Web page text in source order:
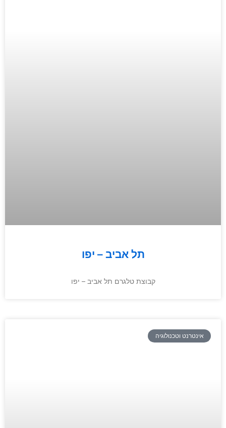
תל אביב – יפו
קבוצת טלגרם תל אביב – יפו
אינטרנט וטכנולוגיה